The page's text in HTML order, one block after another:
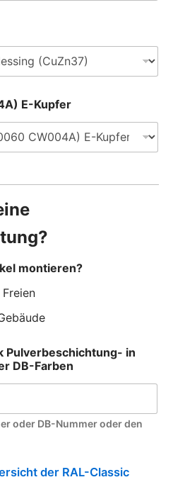
E-Kupfer
montieren?
Pulverbeschichtung- in
DB-Farben
oder DB-Nummer oder den
der RAL-Classic